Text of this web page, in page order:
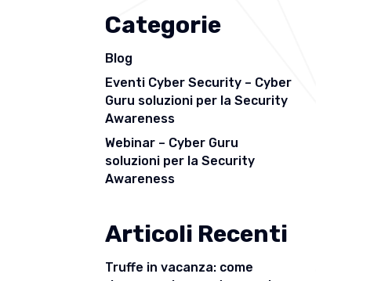
Categorie
Blog
Eventi Cyber Security – Cyber
Guru soluzioni per la Security
Awareness
Webinar – Cyber Guru
soluzioni per la Security
Awareness
Articoli Recenti
Truffe in vacanza: come